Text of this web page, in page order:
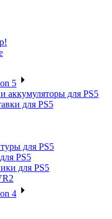
5
аккумуляторы для PS5
для PS5
для PS5
PS5
для PS5
4